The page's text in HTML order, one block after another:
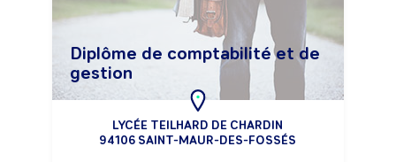
Diplôme de comptabilité et de
gestion
LYCÉE TEILHARD DE CHARDIN
94106 SAINT-MAUR-DES-FOSSÉS